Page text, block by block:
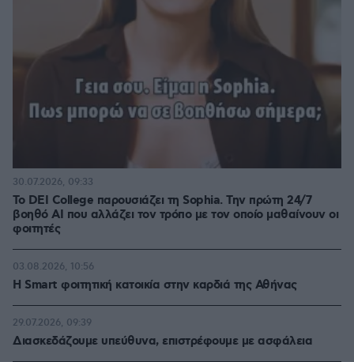
Το DEI College παρουσιάζει τη Sophia. Την πρώτη 24/7
βοηθό AI που αλλάζει τον τρόπο με τον οποίο μαθαίνουν οι
φοιτητές
30.07.2026, 09:33
Η Smart φοιτητική κατοικία στην καρδιά της Αθήνας
03.08.2026, 10:56
Διασκεδάζουμε υπεύθυνα, επιστρέφουμε με ασφάλεια
29.07.2026, 09:39